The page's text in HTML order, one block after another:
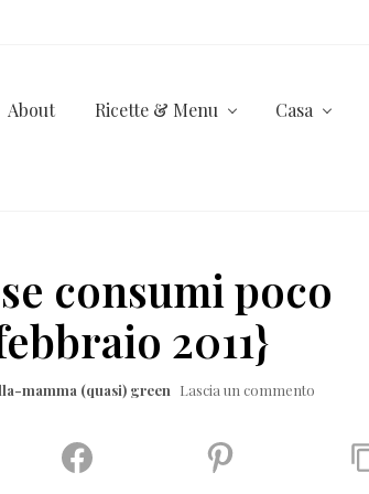
About Ricette & Menu Casa
consumi poco
2011}
mamma (quasi) green Lascia un commento